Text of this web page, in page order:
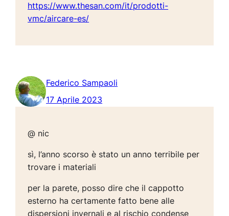
https://www.thesan.com/it/prodotti-
vmc/aircare-es/
Federico Sampaoli
17 Aprile 2023
@ nic
sì, l’anno scorso è stato un anno terribile per
trovare i materiali
per la parete, posso dire che il cappotto
esterno ha certamente fatto bene alle
dispersioni invernali e al rischio condense